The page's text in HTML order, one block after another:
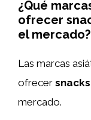
¿Qué
ofrecer
el mercado?
Las marcas
ofrecer
mercado.